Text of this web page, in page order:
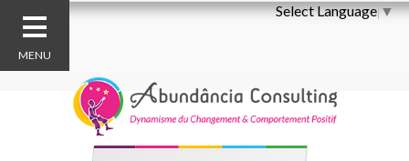
MENU
Select Language▼